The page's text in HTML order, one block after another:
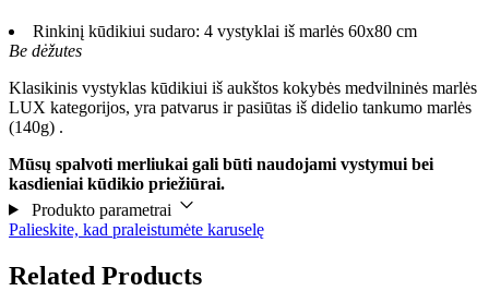
Rinkinį kūdikiui sudaro: 4 vystyklai iš marlės 60x80 cm
Be dėžutes
Klasikinis vystyklas kūdikiui iš aukštos kokybės medvilninės marlės
LUX kategorijos, yra patvarus ir pasiūtas iš didelio tankumo marlės
(140g) .
Mūsų spalvoti merliukai gali būti naudojami vystymui bei
kasdieniai kūdikio priežiūrai.
Produkto parametrai
Palieskite, kad praleistumėte karuselę
Related Products